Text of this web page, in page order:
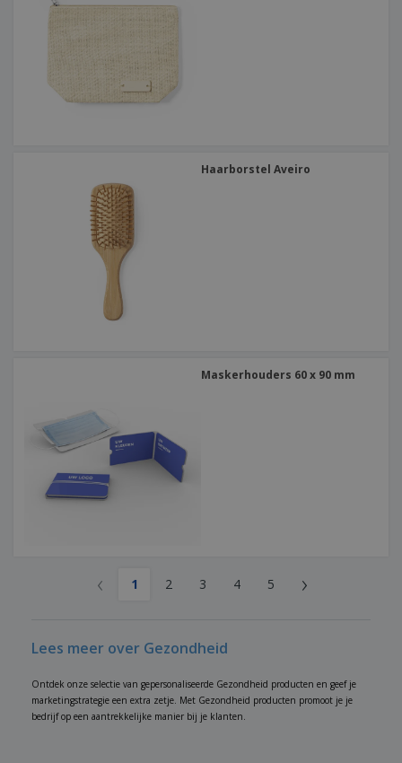
Haarborstel Aveiro
Maskerhouders 60 x 90 mm
‹ 1 2 3 4 5 ›
Lees meer over Gezondheid
Ontdek onze selectie van gepersonaliseerde Gezondheid producten en geef je
marketingstrategie een extra zetje. Met Gezondheid producten promoot je je
bedrijf op een aantrekkelijke manier bij je klanten.